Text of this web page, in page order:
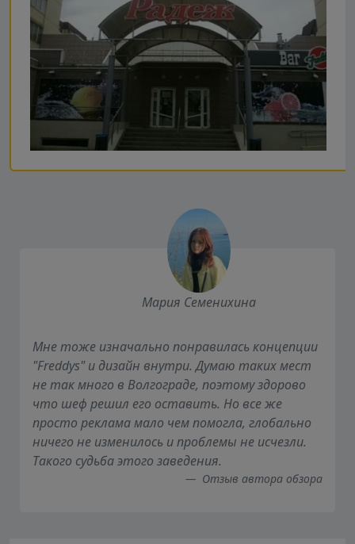
Мария Семенихина
Мне тоже изначально понравилась концепции
"Freddys" и дизайн внутри. Думаю таких мест
не так много в Волгограде, поэтому здорово
что шеф решил его оставить. Но все же
просто реклама мало чем помогла, глобально
ничего не изменилось и проблемы не исчезли.
Такого судьба этого заведения.
Отзыв автора обзора